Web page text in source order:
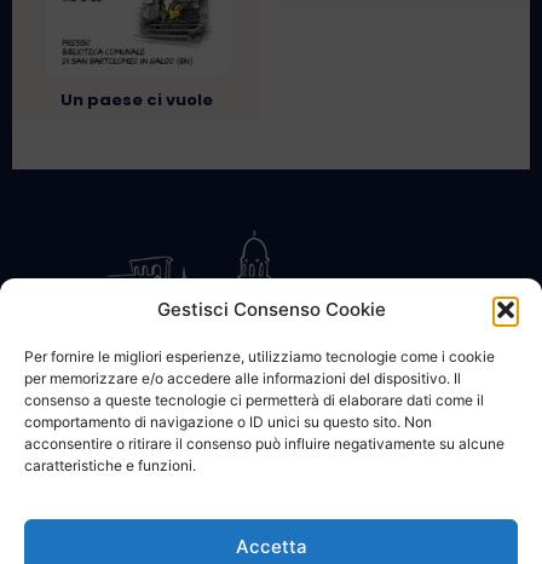
Gestisci Consenso Cookie
Per fornire le migliori esperienze, utilizziamo tecnologie come i cookie
per memorizzare e/o accedere alle informazioni del dispositivo. Il
consenso a queste tecnologie ci permetterà di elaborare dati come il
comportamento di navigazione o ID unici su questo sito. Non
acconsentire o ritirare il consenso può influire negativamente su alcune
caratteristiche e funzioni.
Accetta
Un paese ci vuole
CONTATTACI COOKIE POLICY PRIVACY